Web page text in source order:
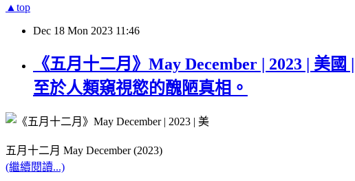
▲top
Dec 18 Mon 2023 11:46
《五月十二月》May December | 2023 | 美
至於人類窺視慾的醜陋真相。
五月十二月 May December (2023)
(繼續閱讀...)